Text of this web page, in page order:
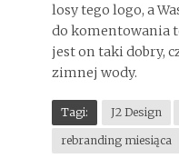
losy tego logo, a
do komentowania
jest on taki dobry,
zimnej wody.
Tagi: J2 Design
rebranding miesiąca